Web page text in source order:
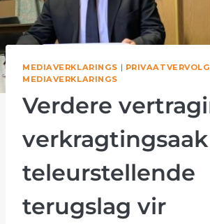
MEDIAVERKLARINGS |
MEDIAVERKLARINGS
Verdere
verkragtingsaak
teleurstellende
terugslag vir